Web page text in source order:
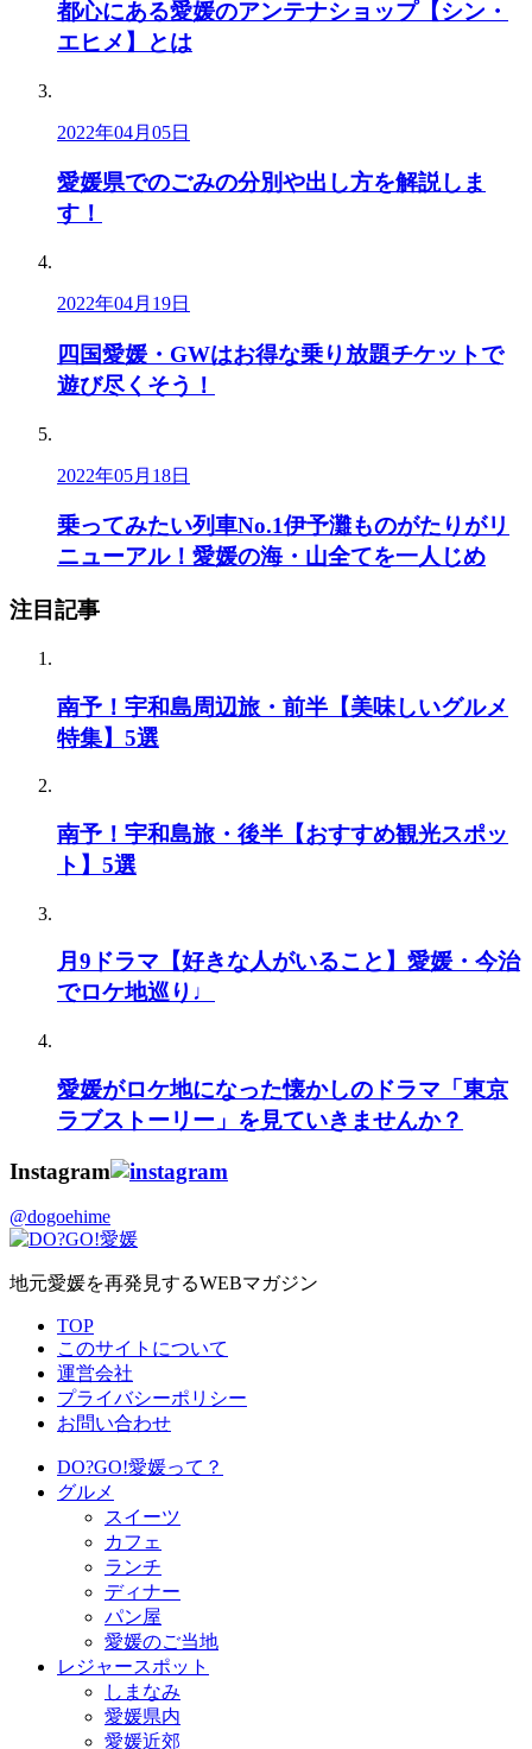
都心にある愛媛のアンテナショップ【シン・
エヒメ】とは
2022年04月05日
愛媛県でのごみの分別や出し方を解説しま
す！
2022年04月19日
四国愛媛・GWはお得な乗り放題チケットで
遊び尽くそう！
2022年05月18日
乗ってみたい列車No.1伊予灘ものがたりがリ
ニューアル！愛媛の海・山全てを一人じめ
注目記事
南予！宇和島周辺旅・前半【美味しいグルメ
特集】5選
南予！宇和島旅・後半【おすすめ観光スポッ
ト】5選
月9ドラマ【好きな人がいること】愛媛・今治
でロケ地巡り♩
愛媛がロケ地になった懐かしのドラマ「東京
ラブストーリー」を見ていきませんか？
Instagram
@dogoehime
地元愛媛を再発見するWEBマガジン
TOP
このサイトについて
運営会社
プライバシーポリシー
お問い合わせ
DO?GO!愛媛って？
グルメ
スイーツ
カフェ
ランチ
ディナー
パン屋
愛媛のご当地
レジャースポット
しまなみ
愛媛県内
愛媛近郊